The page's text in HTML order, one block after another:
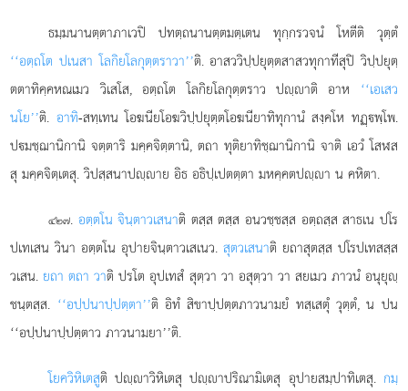
ธมฺมนานตฺตาภาเวปิ ปทตฺถนานตฺตมตฺเตน ทุกฺกรวจนํ โหตีติ วุตฺตํ
‘‘อตฺถโต ปเนสา โลกิยโลกุตฺตราวา’’ติ. อาสววิปฺปยุตฺตสาสวทุกาทีสุปิ วิปฺปยุตฺ
ตตาทิคฺคหณเมว วิเสโส, อตฺถโต โลกิยโลกุตฺตราว ปฺาติ อาห ‘‘เอเสว
นโย’’ติ. อาทิ-สทฺเทน โอฆนียโอฆวิปฺปยุตฺตโอฆนียาทิทุกานํ สงฺคโห ทฏฺพฺโพ.
ปมชฺฌานิกานิ จตฺตาริ มคฺคจิตฺตานิ, ตถา ทุติยาทิชฺฌานิกานิ จาติ เอวํ โสฬส
สุ มคฺคจิตฺเตสุ. วิปสฺสนาปฺาย อิธ อธิปฺเปตตฺตา มหคฺคตปฺา น คหิตา.
๔๒๗. อตฺตโน จินฺตาวเสนาติ ตสฺส ตสฺส อนวชฺชสฺส อตฺถสฺส สาธเน ปโร
ปเทเสน วินาอตฺตโน อุปายจินฺตาวเสเนว. สุตวเสนาติ ยถาสุตสฺส ปโรปเทสสฺส
วเสน. ยถา ตถา วาติ ปรโต อุปเทสํ สุตฺวา วา อสุตฺวา วา สยเมว ภาวนํ อนุยุฺ
ชนฺตสฺส. ‘‘อปฺปนาปฺปตฺตา’’ติ อิทํ สิขาปฺปตฺตภาวนามยํ ทสฺเสตุํ วุตฺตํ, น ปน
‘‘อปฺปนาปฺปตฺตาว ภาวนามยา’’ติ.
โยควิหิเตสูติ ปฺาวิหิเตสุ ปฺาปริณามิเตสุ อุปายสมฺปาทิเตสุ. กมฺ